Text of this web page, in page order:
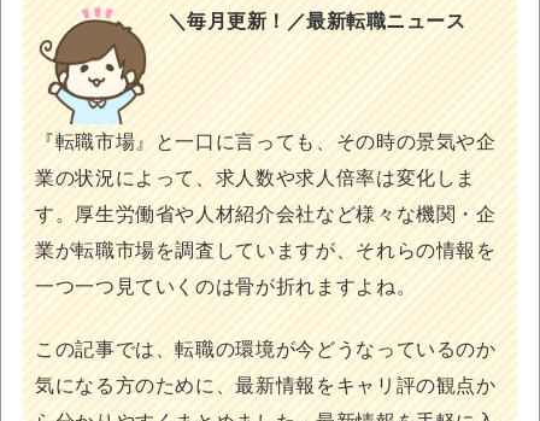
＼毎月更新！／最新転職ニュース
『転職市場』と一口に言っても、その時の景気や企
業の状況によって、求人数や求人倍率は変化しま
す。厚生労働省や人材紹介会社など様々な機関・企
業が転職市場を調査していますが、それらの情報を
一つ一つ見ていくのは骨が折れますよね。
この記事では、転職の環境が今どうなっているのか
気になる方のために、最新情報をキャリ評の観点か